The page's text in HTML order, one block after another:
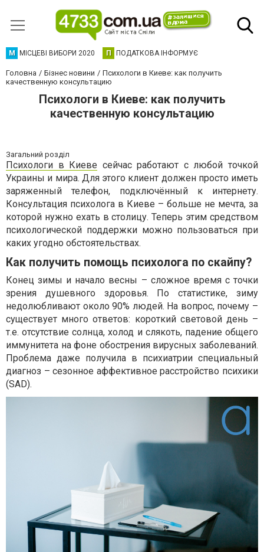
М МІСЦЕВІ ВИБОРИ 2020 П ПОДАТКОВА ІНФОРМУЄ
Головна Бізнес новини
Психологи в Киеве: как получить
качественную консультацию
Психологи в Киеве: как получить
качественную консультацию
Загальний розділ
Психологи в Киеве сейчас работают с любой точкой
Украины и мира. Для этого клиент должен просто иметь
заряженный телефон, подключённый к интернету.
Консультация психолога в Киеве – больше не мечта, за
которой нужно ехать в столицу. Теперь этим средством
психологической поддержки можно пользоваться при
каких угодно обстоятельствах.
Как получить помощь психолога по скайпу?
Конец зимы и начало весны – сложное время с точки
зрения душевного здоровья. По статистике, зиму
недолюбливают около 90% людей. На вопрос, почему –
существует много ответов: короткий световой день –
т.е. отсутствие солнца, холод и слякоть, падение общего
иммунитета на фоне обострения вирусных заболеваний.
Проблема даже получила в психиатрии специальный
диагноз – сезонное аффективное расстройство психики
(SAD).